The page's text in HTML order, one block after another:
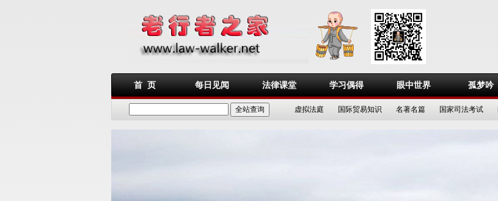
首 页 每日见闻 法律课堂 学习偶得 眼中世界 孤梦吟
虚拟法庭 国际贸易知识 名著名篇 国家司法考试